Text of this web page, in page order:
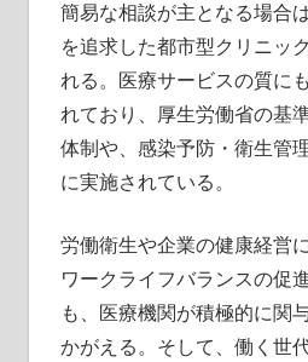
簡易な相談が主となる場合
を追求した都市型クリニッ
れる。医療サービスの質に
れており、厚生労働省の基
体制や、感染予防・衛生管
に実施されている。
労働衛生や企業の健康経営
ワークライフバランスの促
も、医療機関が積極的に関
かがえる。そして、働く世